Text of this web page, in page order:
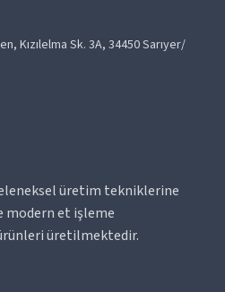
Kızılelma Sk. 3A, 34450 Sarıyer/
üretim tekniklerine
modern et işleme
üretilmektedir.